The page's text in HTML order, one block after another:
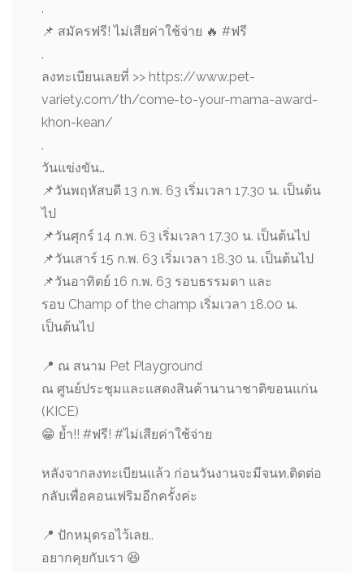
.
📌 สมัครฟรี! ไม่เสียค่าใช้จ่าย 🔥 #ฟรี
.
ลงทะเบียนเลยที่ >> https://www.pet-
variety.com/th/come-to-your-mama-award-
khon-kean/
.
วันแข่งขัน…
📌วันพฤหัสบดี 13 ก.พ. 63 เริ่มเวลา 17.30 น. เป็นต้น
ไป
📌วันศุกร์ 14 ก.พ. 63 เริ่มเวลา 17.30 น. เป็นต้นไป
📌วันเสาร์ 15 ก.พ. 63 เริ่มเวลา 18.30 น. เป็นต้นไป
📌วันอาทิตย์ 16 ก.พ. 63 รอบธรรมดา และ
รอบ Champ of the champ เริ่มเวลา 18.00 น.
เป็นต้นไป
📍 ณ สนาม Pet Playground
ณ ศูนย์ประชุมและแสดงสินค้านานาชาติขอนแก่น
(KICE)
😁 ย้ำ!! #ฟรี! #ไม่เสียค่าใช้จ่าย
หลังจากลงทะเบียนแล้ว ก่อนวันงานจะมีจนท.ติดต่อ
กลับเพื่อคอนเฟริมอีกครั้งค่ะ
📍 ปักหมุดรอไว้เลย..
อยากคุยกับเรา 😆